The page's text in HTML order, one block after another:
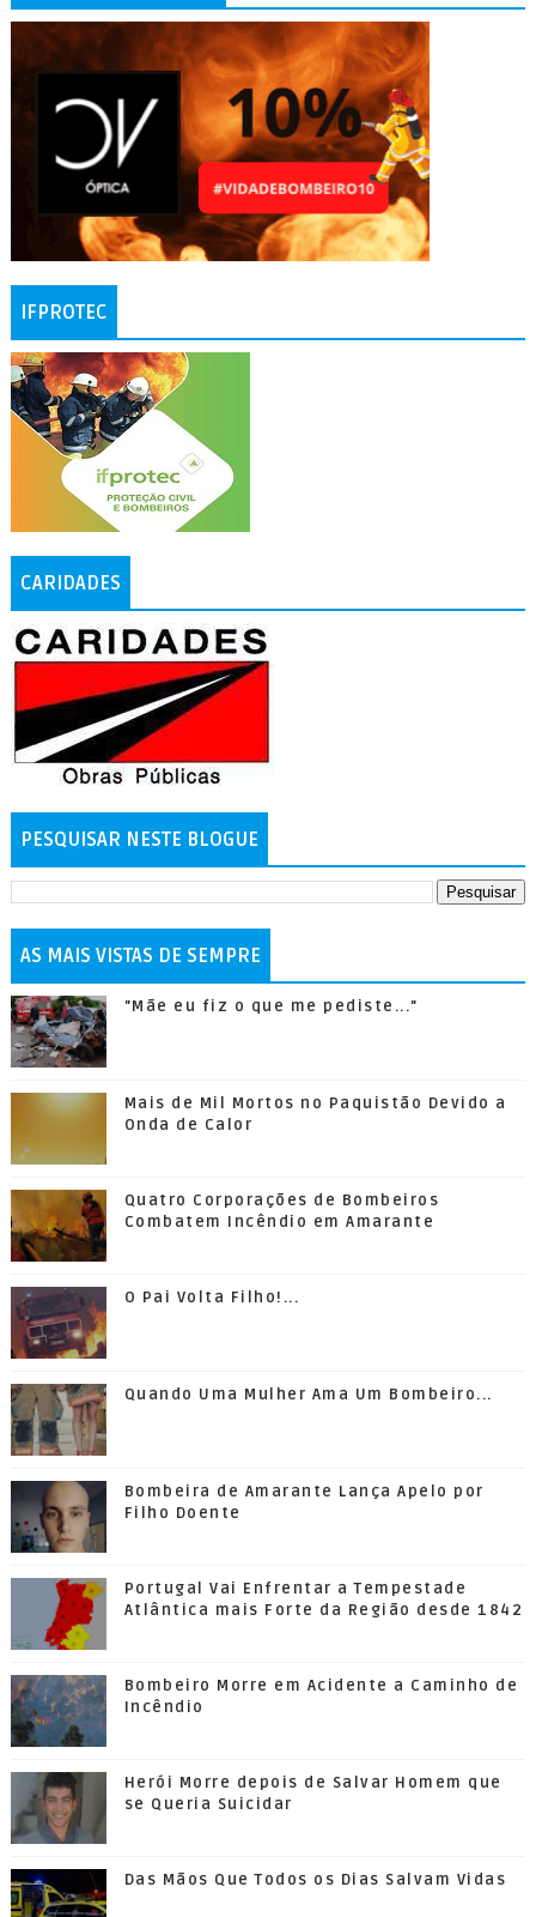
IFPROTEC
CARIDADES
PESQUISAR NESTE BLOGUE
AS MAIS VISTAS DE SEMPRE
"Mãe eu fiz o que me pediste..."
Mais de Mil Mortos no Paquistão Devido a
Onda de Calor
Quatro Corporações de Bombeiros
Combatem Incêndio em Amarante
O Pai Volta Filho!...
Quando Uma Mulher Ama Um Bombeiro...
Bombeira de Amarante Lança Apelo por
Filho Doente
Portugal Vai Enfrentar a Tempestade
Atlântica mais Forte da Região desde 1842
Bombeiro Morre em Acidente a Caminho de
Incêndio
Herói Morre depois de Salvar Homem que
se Queria Suicidar
Das Mãos Que Todos os Dias Salvam Vidas